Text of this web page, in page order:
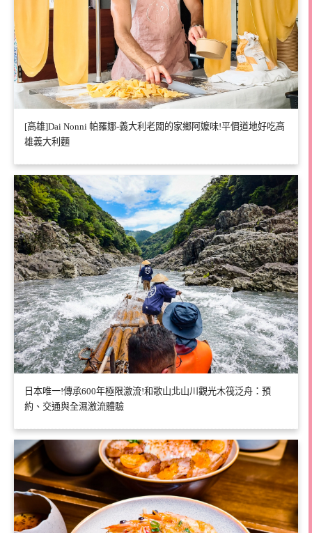
[高雄]Dai Nonni 帕羅娜-義大利老闆的家鄉阿嬤味!平價道地好吃高
雄義大利麵
日本唯一!傳承600年極限激流!和歌山北山川觀光木筏泛舟：預
約、交通與全濕激流體驗